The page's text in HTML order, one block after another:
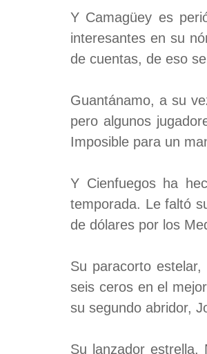
Y Camagüey es
interesantes en su
de cuentas, de eso
Guantánamo, a su
pero algunos
Imposible para un
Y Cienfuegos ha
temporada. Le faltó
de dólares por los
Su paracorto
seis ceros en el
su segundo abridor,
Su lanzador estrella,